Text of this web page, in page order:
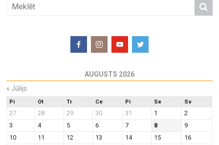
w
s
N
a
v
a
t
o
n
AUGUSTS 2026
« Jūlijs
Pi Ot Tr Ce Pi Se Sv
27 28 29 30 31 1
2
3
4 5 6 7 8
9
10
11 12 13 14 15
16